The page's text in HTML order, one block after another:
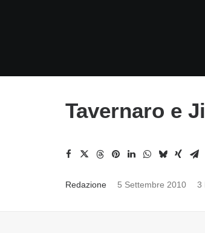
Tavernaro e
Redazione 5 Settembre 2010 3